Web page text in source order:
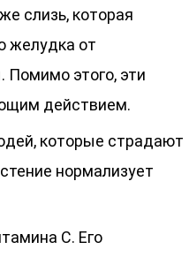
слизь, которая
желудка от
Помимо этого, эти
действием.
которые страдают
нормализует
С. Его